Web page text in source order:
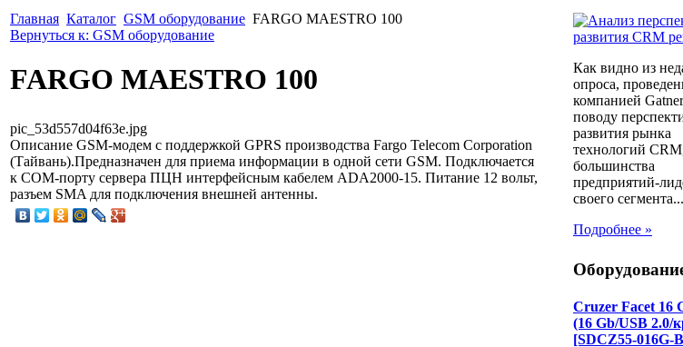
Главная Каталог GSM оборудование FARGO MAESTRO 100
Вернуться к: GSM оборудование
FARGO MAESTRO 100
pic_53d557d04f63e.jpg
Описание GSM-модем с поддержкой GPRS производства Fargo Telecom Corporation
(Тайвань).Предназначен для приема информации в одной сети GSM. Подключается
к COM-порту сервера ПЦН интерфейсным кабелем ADA2000-15. Питание 12 вольт,
разъем SMA для подключения внешней антенны.
Как видно из
опроса,
компанией
поводу
развития рынка
технологий
большинства
предприятий-
своего сегмента...
Подробнее »
Cruzer Facet 16
(16 Gb/USB 2.0/
[SDCZ55-016G-